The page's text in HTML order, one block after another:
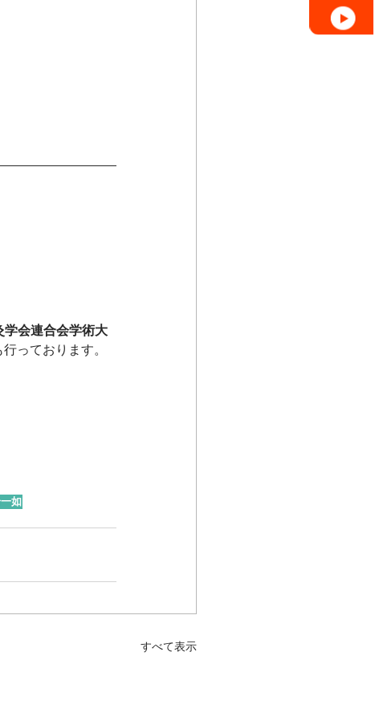
学会連合会学術大
っております。
如
すべて表示